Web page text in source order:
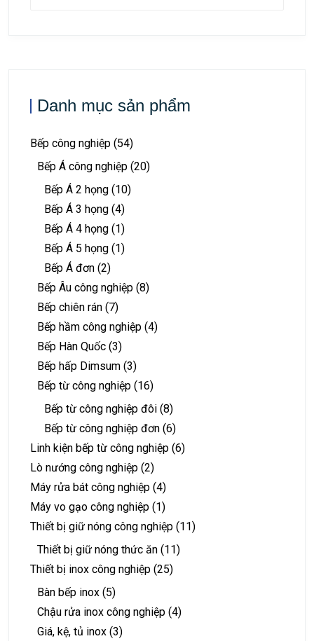
Danh mục sản phẩm
Bếp công nghiệp (54)
Bếp Á công nghiệp (20)
Bếp Á 2 họng (10)
Bếp Á 3 họng (4)
Bếp Á 4 họng (1)
Bếp Á 5 họng (1)
Bếp Á đơn (2)
Bếp Âu công nghiệp (8)
Bếp chiên rán (7)
Bếp hầm công nghiệp (4)
Bếp Hàn Quốc (3)
Bếp hấp Dimsum (3)
Bếp từ công nghiệp (16)
Bếp từ công nghiệp đôi (8)
Bếp từ công nghiệp đơn (6)
Linh kiện bếp từ công nghiệp (6)
Lò nướng công nghiệp (2)
Máy rửa bát công nghiệp (4)
Máy vo gạo công nghiệp (1)
Thiết bị giữ nóng công nghiệp (11)
Thiết bị giữ nóng thức ăn (11)
Thiết bị inox công nghiệp (25)
Bàn bếp inox (5)
Chậu rửa inox công nghiệp (4)
Giá, kệ, tủ inox (3)